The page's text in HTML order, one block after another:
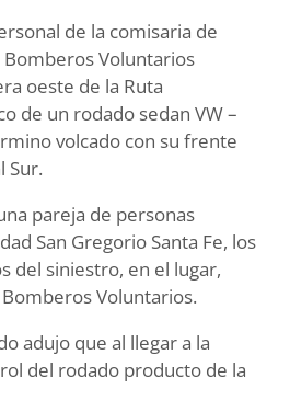
de la comisaria de
Voluntarios
oeste de la Ruta
de un rodado sedan VW –
volcado con su frente
Sur.
pareja de personas
San Gregorio Santa Fe, los
del siniestro, en el lugar,
Voluntarios.
adujo que al llegar a la
del rodado producto de la